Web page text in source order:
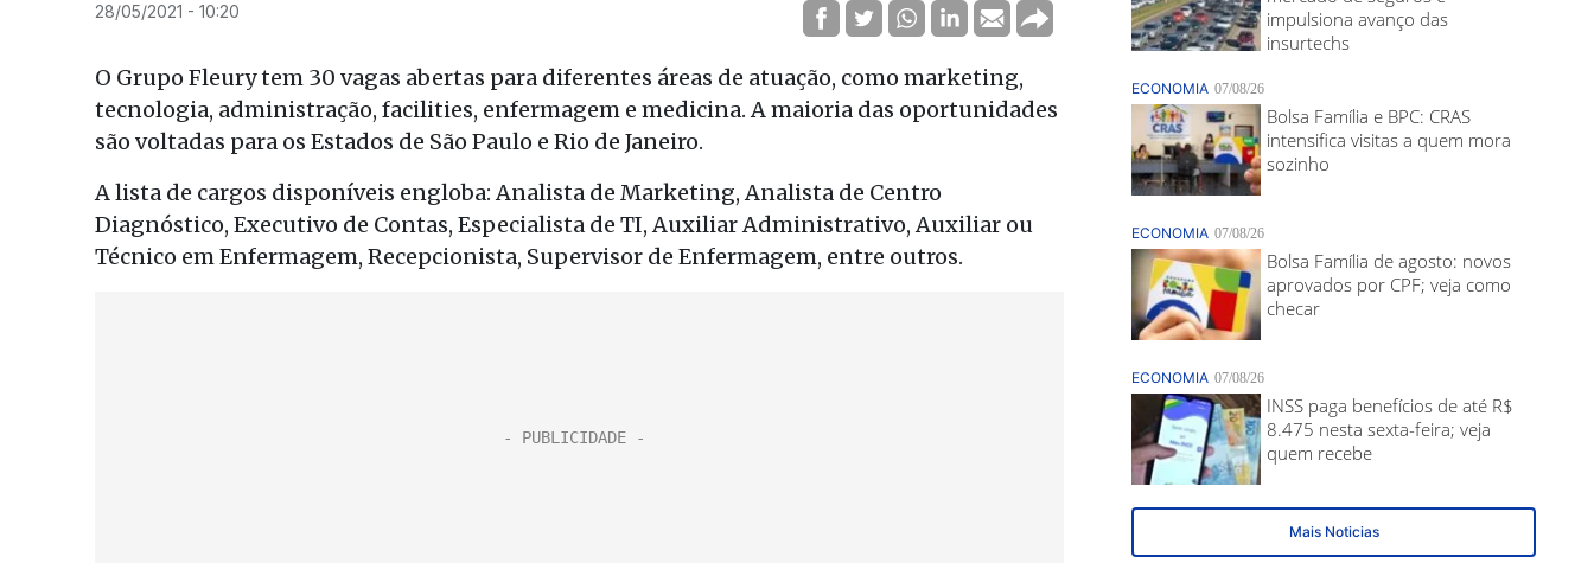
28/05/2021 - 10:20
O Grupo Fleury tem 30 vagas abertas para diferentes áreas de atuação, como marketing,
tecnologia, administração, facilities, enfermagem e medicina. A maioria das oportunidades
são voltadas para os Estados de São Paulo e Rio de Janeiro.
A lista de cargos disponíveis engloba: Analista de Marketing, Analista de Centro
Diagnóstico, Executivo de Contas, Especialista de TI, Auxiliar Administrativo, Auxiliar ou
Técnico em Enfermagem, Recepcionista, Supervisor de Enfermagem, entre outros.